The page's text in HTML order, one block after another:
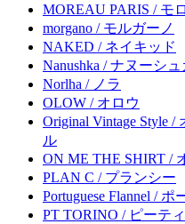
MOREAU PARIS / モ
morgano / モルガーノ
NAKED / ネイキッド
Nanushka / ナヌーシュ
Norlha / ノラ
OLOW / オロウ
Original Vintage Style
ル
ON ME THE SHIRT /
PLAN C / プランシー
Portuguese Flannel /
PT TORINO / ピーテ